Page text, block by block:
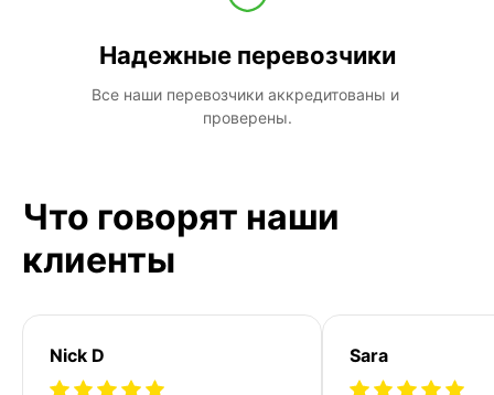
Надежные перевозчики
Все наши перевозчики аккредитованы и
проверены.
Что говорят наши
клиенты
Nick D Sara